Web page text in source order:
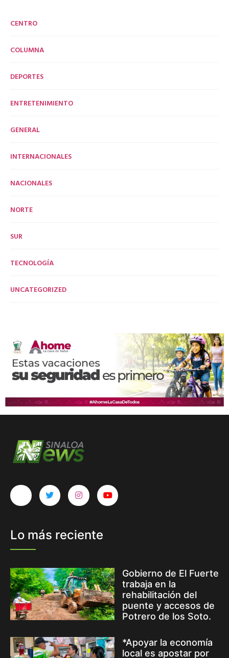
CENTRO
COLUMNA
DEPORTES
ENTRETENIMIENTO
GENERAL
INTERNACIONALES
NACIONALES
NORTE
SUR
TECNOLOGÍA
UNCATEGORIZED
Lo más reciente
Gobierno de El Fuerte
trabaja en la
rehabilitación del
puente y accesos de
Potrero de los Soto.
*Apoyar la economía
local es apostar por